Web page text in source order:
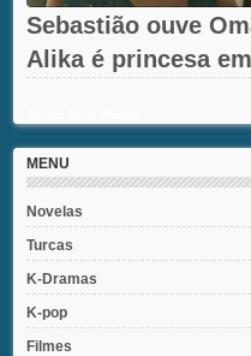
Sebastião ouve
Alika é princesa
MENU
Novelas
Turcas
K-Dramas
K-pop
Filmes